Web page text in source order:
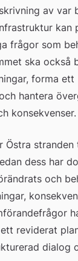
av var
kan
frågor som
ska också
forma ett
hantera
konsekvenser.
Östra
dess har
och
reviderat
dialog